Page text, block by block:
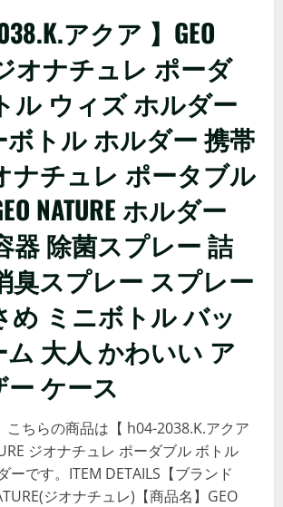
アクア 】GEO
ジオナチュレ ポーダ
ル ウィズ ホルダー
トル ホルダー 携帯
ナチュレ ポータブル
NATURE ホルダー
器 除菌スプレー 詰
臭スプレー スプレー
め ミニボトル バッ
大人 かわいい ア
ー ケース
こちらの商品は【 h04-2038.K.アクア
ジオナチュレ ポーダブル ボトル
ーです。ITEM DETAILS【ブランド
ジオナチュレ)【商品名】GEO